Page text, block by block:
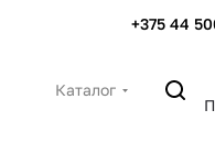
+375 44
Каталог